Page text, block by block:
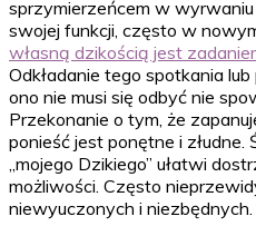
sprzymierzeńcem w
swojej funkcji, często w
własną dzikością jest
Odkładanie tego spotkania
ono nie musi się odbyć nie
Przekonanie o tym, że
ponieść jest ponętne i złudne.
„mojego Dzikiego” ułatwi
możliwości. Często
niewyuczonych i niezbędnych.